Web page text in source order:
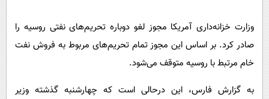
فناوری
گوناگون
محیط زیست
روانشناسی
آشپزی
دانلود
وزارت خزانه‌داری آمریکا مجوز لغو دوباره تحریم‌های نفتی روسیه را
صادر کرد. بر اساس این مجوز تمام تحریم‌های مربوط به فروش نفت
خام مرتبط با روسیه متوقف می‌شود.
به گزارش فارس، این درحالی است که چهارشنبه گذشته وزیر